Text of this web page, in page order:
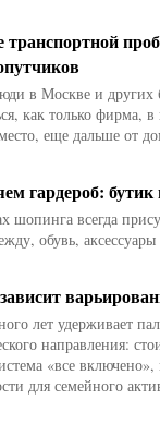
транспортной
в Москве и других
как только фирма,
еще дальше от
гардероб: бутик
шопинга всегда
обувь, аксессуары
лет удерживает
направления:
«все
для семейного